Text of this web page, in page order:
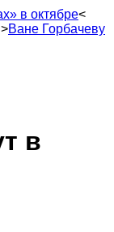
в октябре<
>Ване Горбачеву
в